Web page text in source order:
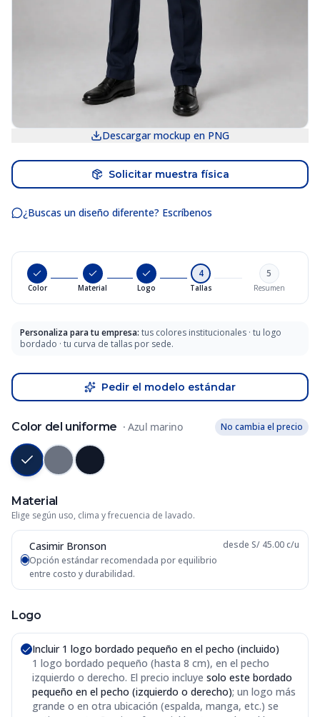
Descargar mockup en PNG
Solicitar muestra física
¿Buscas un diseño diferente? Escríbenos
Color Material Logo
4
Tallas
5
Resumen
Personaliza para tu empresa: tus colores institucionales · tu logo
bordado · tu curva de tallas por sede.
Pedir el modelo estándar
Color del uniforme ·Azul marino No cambia el precio
Material
Elige según uso, clima y frecuencia de lavado.
Casimir Bronson
Opción estándar recomendada por equilibrio
entre costo y durabilidad.
desde S/ 45.00 c/u
Logo
Incluir 1 logo bordado pequeño en el pecho (incluido)
1 logo bordado pequeño (hasta 8 cm), en el pecho
izquierdo o derecho. El precio incluye solo este bordado
pequeño en el pecho (izquierdo o derecho); un logo más
grande o en otra ubicación (espalda, manga, etc.) se